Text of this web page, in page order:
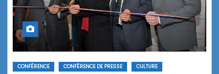
CONFÉRENCE CONFÉRENCE DE PRESSE
CULTURE